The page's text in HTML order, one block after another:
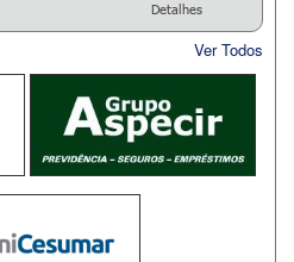
Detalhes
Ver Todos